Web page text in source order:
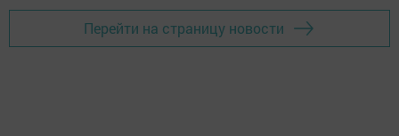
Перейти на страницу новости